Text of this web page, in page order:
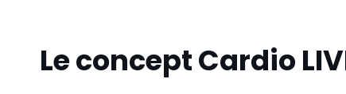
Le concept Cardio